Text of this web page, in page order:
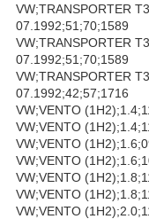
VW;TRANSPORTER
07.1992;51;70;1589
VW;TRANSPORTER
07.1992;51;70;1589
VW;TRANSPORTER
07.1992;42;57;1716
VW;VENTO
VW;VENTO
VW;VENTO
VW;VENTO
VW;VENTO
VW;VENTO
VW;VENTO